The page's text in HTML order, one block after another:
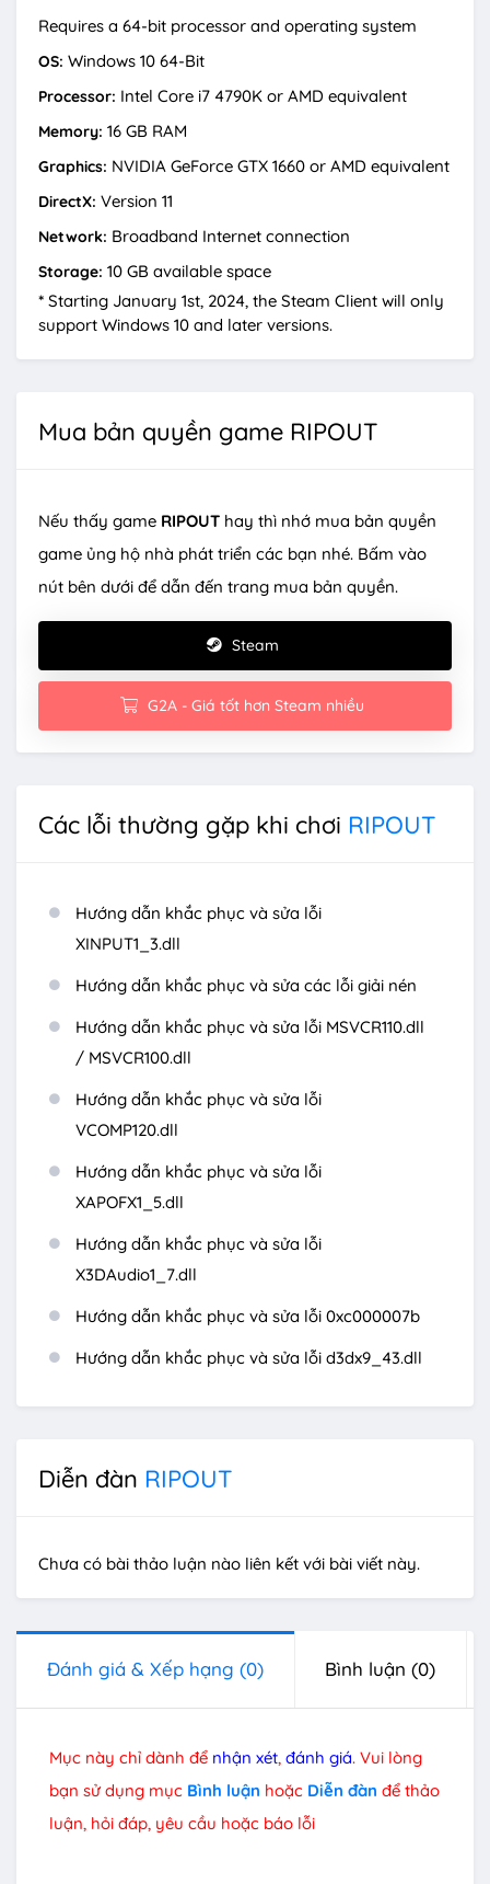
Requires a 64-bit processor and operating system
OS: Windows 10 64-Bit
Processor: Intel Core i7 4790K or AMD equivalent
Memory: 16 GB RAM
Graphics: NVIDIA GeForce GTX 1660 or AMD equivalent
DirectX: Version 11
Network: Broadband Internet connection
Storage: 10 GB available space
* Starting January 1st, 2024, the Steam Client will only
support Windows 10 and later versions.
Mua bản quyền game RIPOUT
Nếu thấy game RIPOUT hay thì nhớ mua bản quyền
game ủng hộ nhà phát triển các bạn nhé. Bấm vào
nút bên dưới để dẫn đến trang mua bản quyền.
Steam
G2A - Giá tốt hơn Steam nhiều
Các lỗi thường gặp khi chơi RIPOUT
Hướng dẫn khắc phục và sửa lỗi
XINPUT1_3.dll
Hướng dẫn khắc phục và sửa các lỗi giải nén
Hướng dẫn khắc phục và sửa lỗi MSVCR110.dll
/ MSVCR100.dll
Hướng dẫn khắc phục và sửa lỗi
VCOMP120.dll
Hướng dẫn khắc phục và sửa lỗi
XAPOFX1_5.dll
Hướng dẫn khắc phục và sửa lỗi
X3DAudio1_7.dll
Hướng dẫn khắc phục và sửa lỗi 0xc000007b
Hướng dẫn khắc phục và sửa lỗi d3dx9_43.dll
Diễn đàn RIPOUT
Chưa có bài thảo luận nào liên kết với bài viết này.
Đánh giá & Xếp hạng (0) Bình luận (0)
Mục này chỉ dành để nhận xét, đánh giá. Vui lòng
bạn sử dụng mục Bình luận hoặc Diễn đàn để thảo
luận, hỏi đáp, yêu cầu hoặc báo lỗi